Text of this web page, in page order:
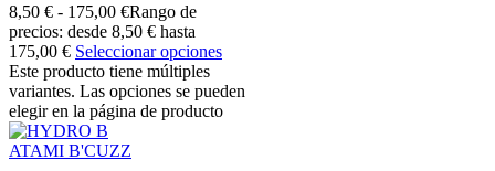
8,50 € - 175,00 €Rango de
precios: desde 8,50 € hasta
175,00 € Seleccionar opciones
Este producto tiene múltiples
variantes. Las opciones se pueden
elegir en la página de producto
ATAMI B'CUZZ